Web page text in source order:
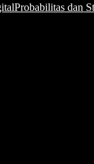
Probabilitas dan